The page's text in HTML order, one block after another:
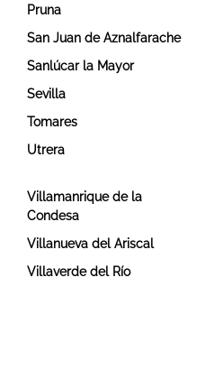
Pruna
San Juan de Aznalfarache
Sanlúcar la Mayor
Sevilla
Tomares
Utrera
Villamanrique de la
Condesa
Villanueva del Ariscal
Villaverde del Río